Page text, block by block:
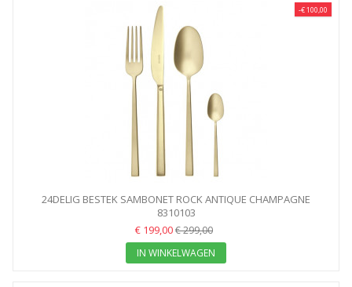
-€ 100,00
24DELIG BESTEK SAMBONET ROCK ANTIQUE CHAMPAGNE
8310103
€ 199,00€ 299,00
IN WINKELWAGEN